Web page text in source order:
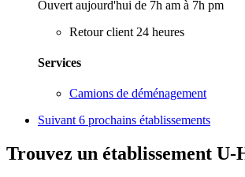
Ouvert aujourd'hui de 7h am à 7h pm
Retour client 24 heures
Services
Camions de déménagement
Suivant 6 prochains établissements
Trouvez un établissement U-